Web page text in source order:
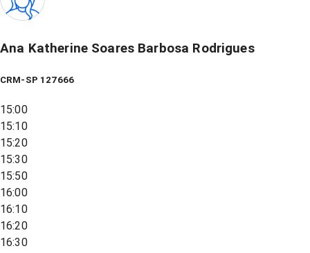
Ana Katherine Soares Barbosa Rodrigues
CRM-SP 127666
15:00
15:10
15:20
15:30
15:50
16:00
16:10
16:20
16:30